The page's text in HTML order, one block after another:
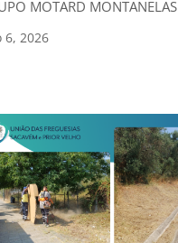
MOTARD MONTANELAS
6, 2026